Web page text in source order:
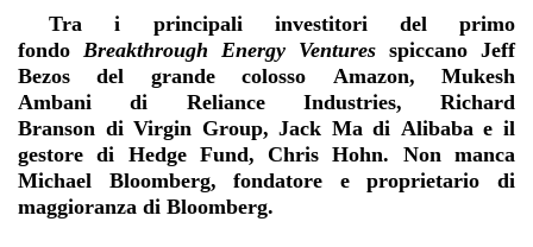
Tra i principali investitori del primo
fondo Breakthrough Energy Ventures spiccano Jeff
Bezos del grande colosso Amazon, Mukesh
Ambani di Reliance Industries, Richard
Branson diVirgin Group, Jack Ma di Alibaba e il
gestore di Hedge Fund, Chris Hohn. Non manca
Michael Bloomberg, fondatore e proprietario di
maggioranza di Bloomberg.